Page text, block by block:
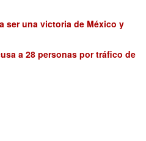
ser una victoria de México y
a 28 personas por tráfico de